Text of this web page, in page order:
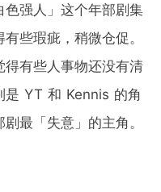
强人」这个年部剧集
些瑕疵，稍微仓促。
有些人事物还没有清
是 YT 和 Kennis 的角
最「失意」的主角。